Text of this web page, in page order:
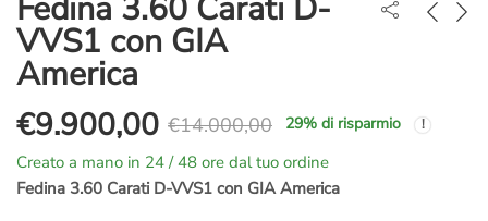
Fedina 3.60 Carati D-
VVS1 con GIA
America
€14.000,00
Il
prezzo
€9.900,00
Il
prezzo
29% di risparmio
Creato a mano in 24 / 48 ore dal tuo ordine
Fedina 3.60 Carati D-VVS1 con GIA America